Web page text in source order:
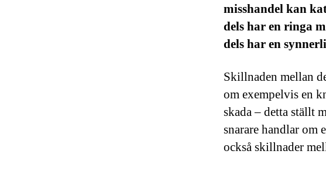
misshandel kan
dels har en ringa
dels har en
Skillnaden mellan
om exempelvis en
skada – detta ställt
snarare handlar
också skillnader